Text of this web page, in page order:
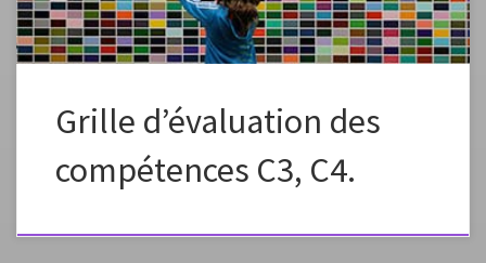
Grille d’évaluation des
compétences C3, C4.